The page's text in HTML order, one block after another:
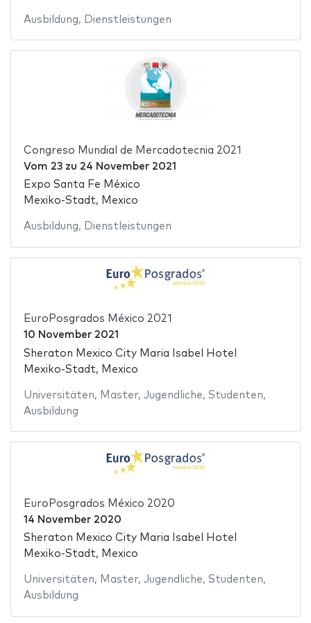
Ausbildung, Dienstleistungen
Congreso Mundial de Mercadotecnia 2021
Vom 23zu 24 November 2021
Expo Santa Fe México
Mexiko-Stadt, Mexico
Ausbildung, Dienstleistungen
EuroPosgrados México 2021
10 November 2021
Sheraton Mexico City Maria Isabel Hotel
Mexiko-Stadt, Mexico
Universitäten, Master, Jugendliche, Studenten,
Ausbildung
EuroPosgrados México 2020
14 November 2020
Sheraton Mexico City Maria Isabel Hotel
Mexiko-Stadt, Mexico
Universitäten, Master, Jugendliche, Studenten,
Ausbildung